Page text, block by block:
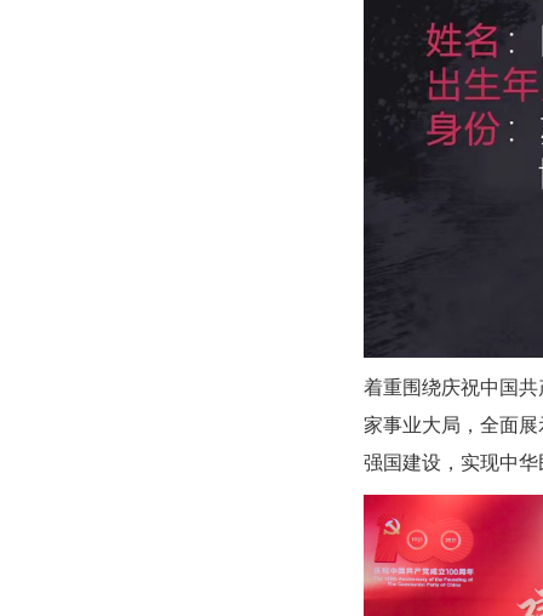
着重围绕庆祝中国
家事业大局，全面
强国建设，实现中